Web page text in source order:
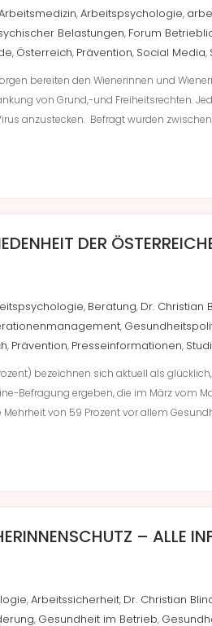
,Arbeitspsychologie,
Belastungen, Forum
, Österreich, Prävention, Social Media,
bereiten den Wienerinnen und
von Grund,-und Freiheitsrechten.
anzustecken. Befragt wurden
DER
, Beratung, Dr. Christian
,
, Prävention, Presseinformationen,
bezeichnen sich aktuell als
Befragung ergeben, die im März vom
von 59 Prozent vor allem
– ALLE
,Arbeitssicherheit, Dr. Christian
, Gesundheit im Betrieb,